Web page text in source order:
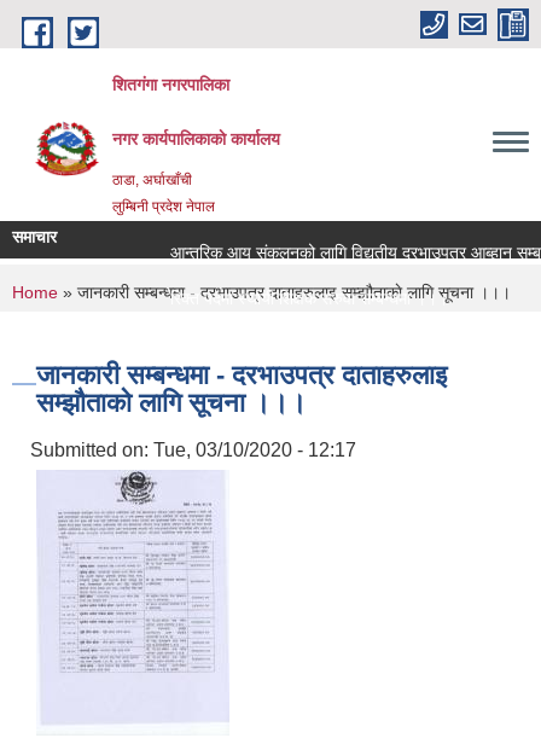
Skip to main content
शितगंगा नगरपालिका
नगर कार्यपालिकाकाे कार्यालय
ठाडा, अर्घाखाँची
लुम्बिनी प्रदेश नेपाल
समाचार
आन्तरिक आय संकलनको लागि विद्युतीय दरभाउपत्र आब्हान
रिक्त पदमा स्थायी शिक्षक सरुवा सम्बन्धमा ।।।
You are here
Home » जानकारी सम्बन्धमा - दरभाउपत्र दाताहरुलाइ सम्झौताकाे लागि सूचना ।।।
जानकारी सम्बन्धमा - दरभाउपत्र दाताहरुलाइ
सम्झौताकाे लागि सूचना ।।।
Submitted on: Tue, 03/10/2020 - 12:17